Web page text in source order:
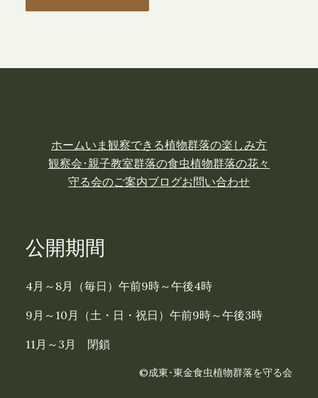
ホームいま観察できる植物群落の楽しみ方
観察会･親子教室群落の食虫植物群落の花々
守る会のご案内ブログお問い合わせ
公開期間
4月～8月（毎日）午前9時～午後4時
9月～10月（土・日・祝日）午前9時～午後3時
11月～3月 閉鎖
©成東･東金食虫植物群落を守る会